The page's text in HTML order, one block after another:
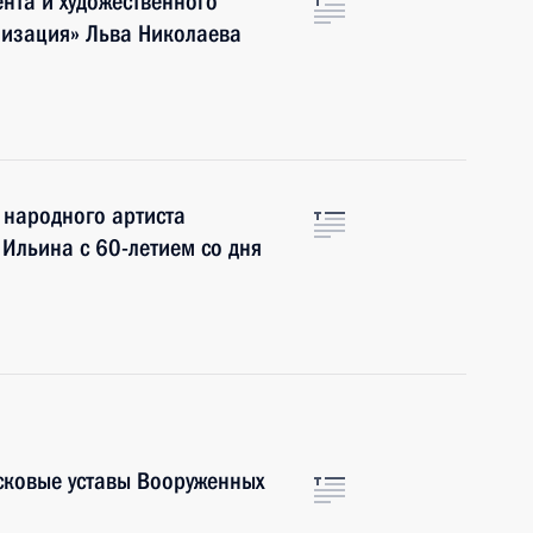
Льва Николаева
артиста
с 60-летием со дня
уставы Вооруженных